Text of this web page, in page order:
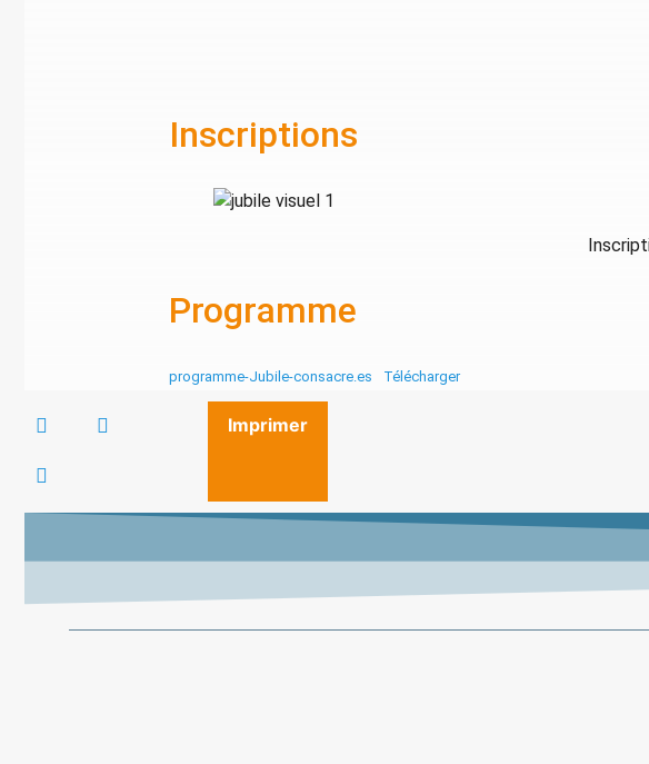
Inscriptions
Programme
programme-Jubile-consacre.es Télécharger
Imprimer